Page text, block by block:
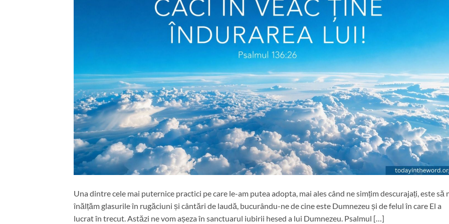
Una dintre cele mai puternice practici pe care le-am putea adopta, mai ales când ne simțim descurajați, este să
înălțăm glasurile în rugăciuni și cântări de laudă, bucurându-ne de cine este Dumnezeu și de felul în care El a
lucrat în trecut. Astăzi ne vom așeza în sanctuarul iubirii hesed a lui Dumnezeu. Psalmul […]